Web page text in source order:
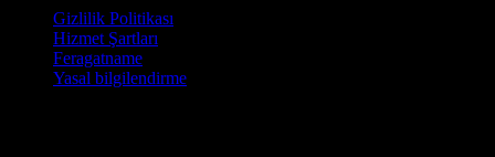
Gizlilik Politikası
Hizmet Şartları
Feragatname
Yasal bilgilendirme